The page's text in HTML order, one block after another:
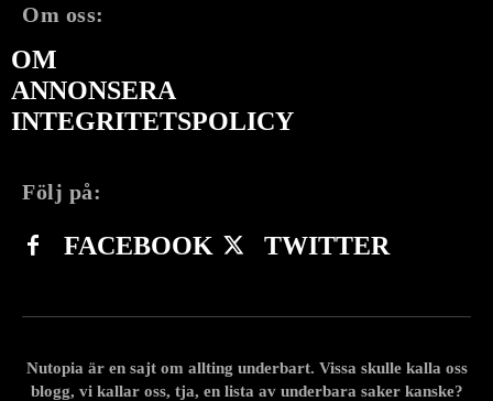
Om oss:
OM
ANNONSERA
INTEGRITETSPOLICY
Följ på:
FACEBOOK TWITTER
Nutopia är en sajt om allting underbart. Vissa skulle kalla oss
blogg, vi kallar oss, tja, en lista av underbara saker kanske?